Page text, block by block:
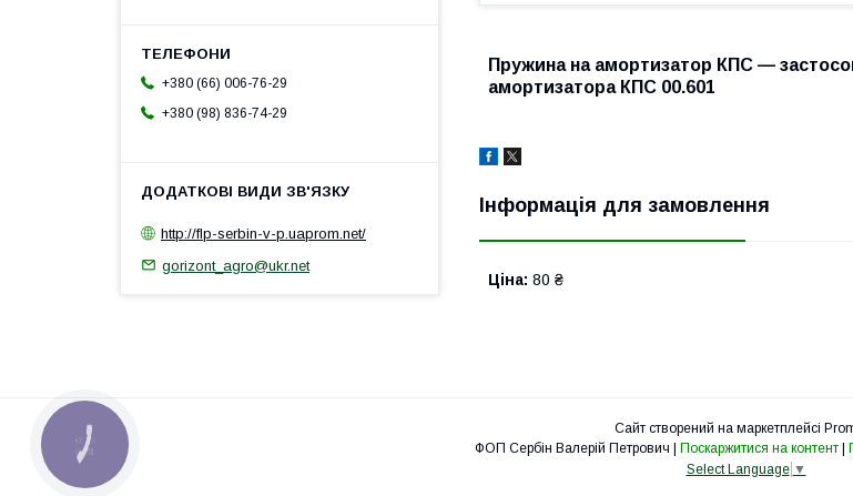
Пружина на амортизатор КПС —
амортизатора КПС 00.601
Інформація для замовлення
Ціна: 80 ₴
+380 (66) 006-76-29
+380 (98) 836-74-29
http://flp-serbin-v-p.uaprom.net/
gorizont_agro@ukr.net
Сайт створений на маркетплейсі
ФОП Сербін Валерій Петрович | Поскаржитися на контент |
Select Language ▼
КНОПКА
ЗВ'ЯЗКУ